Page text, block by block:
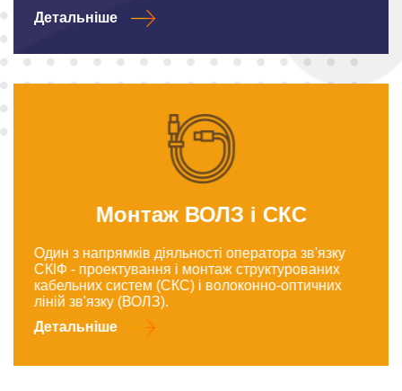
Детальніше
Монтаж ВОЛЗ і СКС
Один з напрямків діяльності оператора зв'язку
СКІФ - проектування і монтаж структурованих
кабельних систем (СКС) і волоконно-оптичних
ліній зв'язку (ВОЛЗ).
Детальніше